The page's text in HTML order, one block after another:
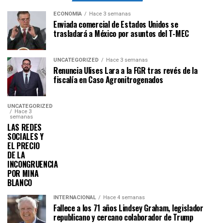
ECONOMÍA Hace 3 semanas
Enviada comercial de Estados Unidos se
trasladará a México por asuntos del T-MEC
UNCATEGORIZED Hace 3 semanas
Renuncia Ulises Lara a la FGR tras revés de la
fiscalía en Caso Agronitrogenados
UNCATEGORIZED
Hace 3
semanas
LAS REDES
SOCIALES Y
EL PRECIO
DE LA
INCONGRUENCIA
POR MINA
BLANCO
INTERNACIONAL Hace 4 semanas
Fallece a los 71 años Lindsey Graham, legislador
republicano y cercano colaborador de Trump